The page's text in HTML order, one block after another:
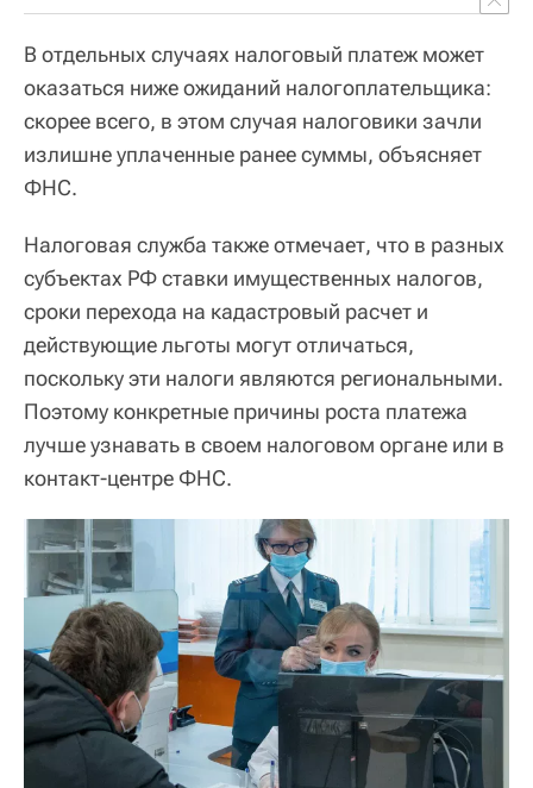
В отдельных случаях налоговый платеж может
оказаться ниже ожиданий налогоплательщика:
скорее всего, в этом случая налоговики зачли
излишне уплаченные ранее суммы, объясняет
ФНС.
Налоговая служба также отмечает, что в разных
субъектах РФ ставки имущественных налогов,
сроки перехода на кадастровый расчет и
действующие льготы могут отличаться,
поскольку эти налоги являются региональными.
Поэтому конкретные причины роста платежа
лучше узнавать в своем налоговом органе или в
контакт-центре ФНС.